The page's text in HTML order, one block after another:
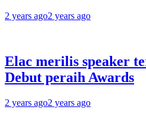
2 years ago2 years ago
Elac merilis speaker
Debut peraih Awards
2 years ago2 years ago